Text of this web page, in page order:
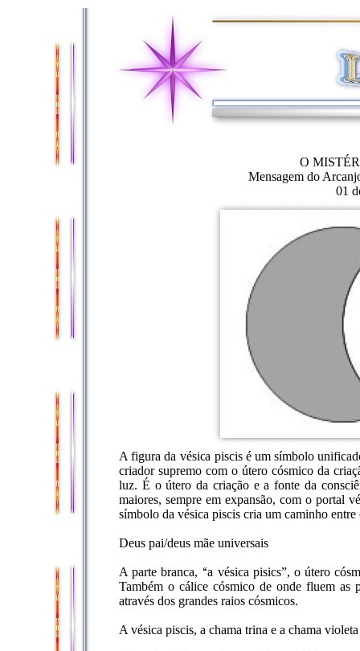
O
Mensagem do
01
A figura da vésica piscis é um símbolo
criador supremo com o útero cósmico da
luz. É o útero da criação e a fonte da
maiores, sempre em expansão, com o portal
símbolo da vésica piscis cria um caminho
Deus pai/deus mãe universais
A parte branca, “a vésica pisics”, o útero
Também o cálice cósmico de onde fluem as
através dos grandes raios cósmicos.
A vésica piscis, a chama trina e a chama